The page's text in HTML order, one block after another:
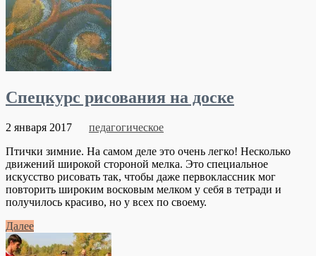
Спецкурс рисования на доске
2 января 2017
педагогическое
Птички зимние. На самом деле это очень легко! Несколько
движений широкой стороной мелка. Это специальное
искусство рисовать так, чтобы даже первоклассник мог
повторить широким восковым мелком у себя в тетради и
получилось красиво, но у всех по своему.
Далее